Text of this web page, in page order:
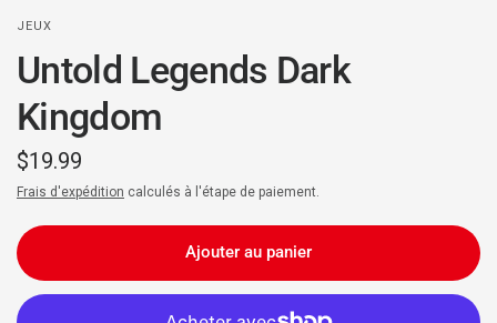
JEUX
Untold Legends Dark
Kingdom
$19.99
Frais d'expédition calculés à l'étape de paiement.
Ajouter au panier